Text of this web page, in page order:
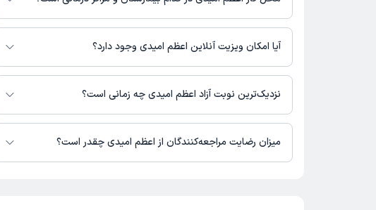
حرفه ای و باتجربه
علت مراجعه: مشاوره در زمینه مشکلات زناشویی و خانوادگی
کاربر دکترتو (
1404/11/14
)
این پزشک را پیشنهاد میکنم
زمان انتظار: 0-15 دقیقه
اطلاعاتی درباره محل فعالیت اعظم امیدی در مراکز درمانی در دسترس نیست.
آیا امکان ویزیت آنلاین اعظم امیدی وجود دارد؟
در حال حاضر اعظم امیدی مشاوره پزشکی آنلاین به صورت تلفنی و متنی دارند.
نزدیک‌ترین نوبت آزاد اعظم امیدی چه زمانی است؟
اعظم امیدی از روز یکشنبه 18 مرداد 1405 بیمار جدید می‌پذیرند.
میزان رضایت مراجعه‌کنندگان از اعظم امیدی چقدر است؟